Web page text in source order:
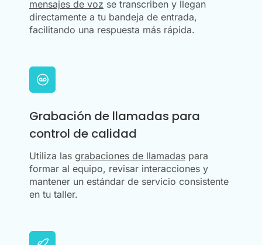
mensajes de voz se transcriben y llegan
directamente a tu bandeja de entrada,
facilitando una respuesta más rápida.
Grabación de llamadas para
control de calidad
Utiliza las grabaciones de llamadas para
formar al equipo, revisar interacciones y
mantener un estándar de servicio consistente
en tu taller.